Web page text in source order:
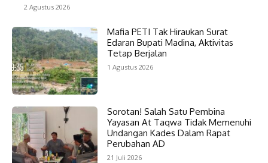
2 Agustus 2026
Mafia PETI Tak Hiraukan Surat
Edaran Bupati Madina, Aktivitas
Tetap Berjalan
1 Agustus 2026
Sorotan! Salah Satu Pembina
Yayasan At Taqwa Tidak Memenuhi
Undangan Kades Dalam Rapat
Perubahan AD
21 Juli 2026